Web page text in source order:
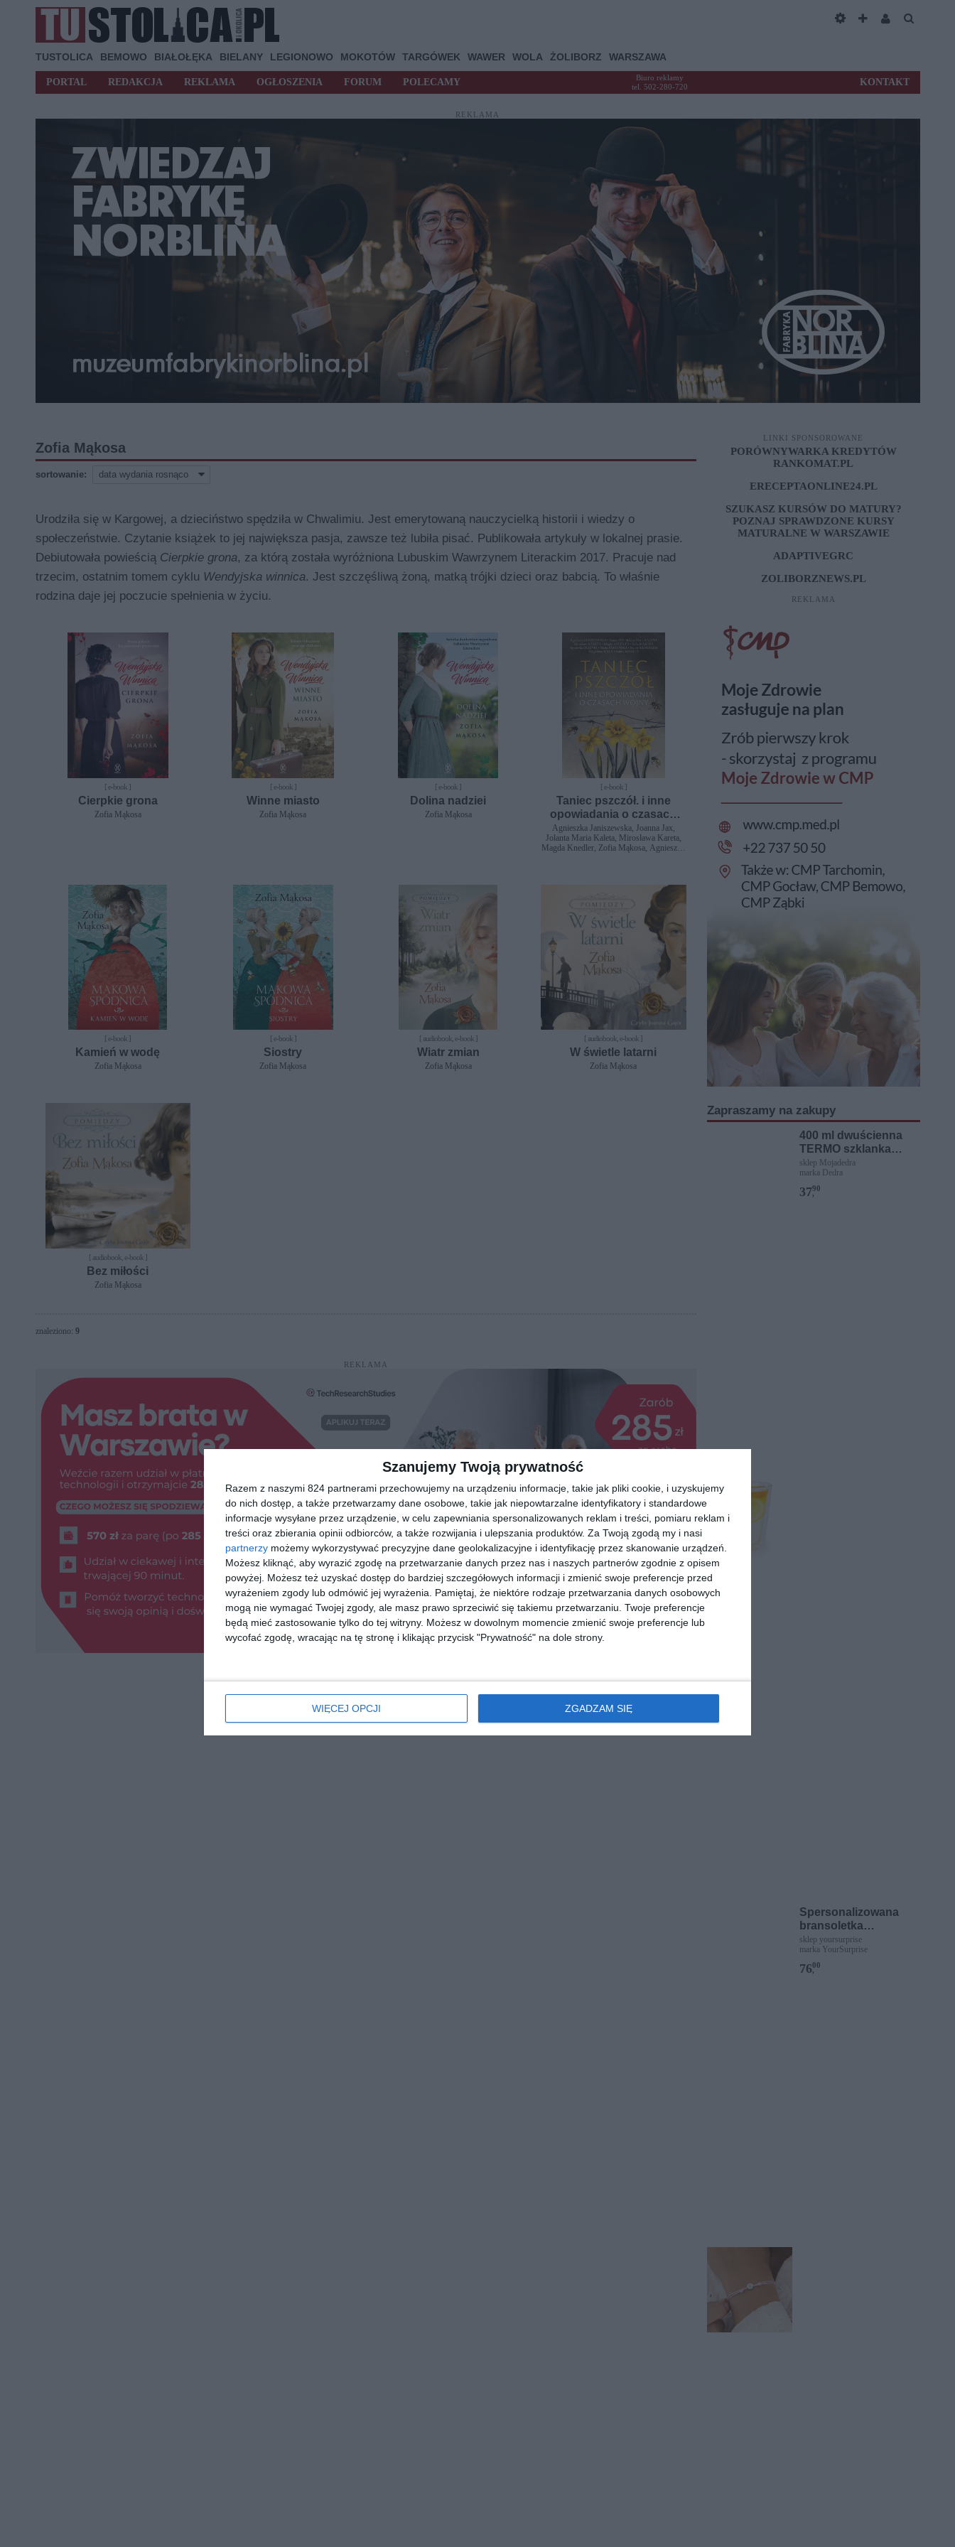
Szanujemy Twoją prywatność
Razem z naszymi 824 partnerami przechowujemy na urządzeniu informacje, takie jak pliki cookie, i uzyskujemy
do nich dostęp, a także przetwarzamy dane osobowe, takie jak niepowtarzalne identyfikatory i standardowe
informacje wysyłane przez urządzenie, w celu zapewniania spersonalizowanych reklam i treści, pomiaru reklam i
treści oraz zbierania opinii odbiorców, a także rozwijania i ulepszania produktów. Za Twoją zgodą my i nasi
partnerzy możemy wykorzystywać precyzyjne dane geolokalizacyjne i identyfikację przez skanowanie urządzeń.
Możesz kliknąć, aby wyrazić zgodę na przetwarzanie danych przez nas i naszych partnerów zgodnie z opisem
powyżej. Możesz też uzyskać dostęp do bardziej szczegółowych informacji i zmienić swoje preferencje przed
wyrażeniem zgody lub odmówić jej wyrażenia.
Pamiętaj, że niektóre rodzaje przetwarzania danych osobowych
mogą nie wymagać Twojej zgody, ale masz prawo sprzeciwić się takiemu przetwarzaniu. Twoje preferencje
będą mieć zastosowanie tylko do tej witryny. Możesz w dowolnym momencie zmienić swoje preferencje lub
wycofać zgodę, wracając na tę stronę i klikając przycisk "Prywatność" na dole strony.
WIĘCEJ OPCJI ZGADZAM SIĘ
TUSTOLICA BEMOWO BIAŁOŁĘKA BIELANY LEGIONOWO MOKOTÓW TARGÓWEK WAWER WOLA ŻOLIBORZ WARSZAWA
PORTAL REDAKCJA REKLAMA OGŁOSZENIA FORUM POLECAMY
Biuro reklamy
tel. 502-280-720
KONTAKT
REKLAMA
Zofia Mąkosa
sortowanie:
Urodziła się w Kargowej, a dzieciństwo spędziła w Chwalimiu. Jest emerytowaną nauczycielką historii i wiedzy o
społeczeństwie. Czytanie książek to jej największa pasja, zawsze też lubiła pisać. Publikowała artykuły w lokalnej prasie.
Debiutowała powieścią Cierpkie grona, za którą została wyróżniona Lubuskim Wawrzynem Literackim 2017. Pracuje nad
trzecim, ostatnim tomem cyklu Wendyjska winnica. Jest szczęśliwą żoną, matką trójki dzieci oraz babcią. To właśnie
rodzina daje jej poczucie spełnienia w życiu.
[ e-book ]
Cierpkie grona
Zofia Mąkosa
[ e-book ]
Winne miasto
Zofia Mąkosa
[ e-book ]
Dolina nadziei
Zofia Mąkosa
[ e-book ]
Taniec pszczół. i inne
opowiadania o czasach
wojny
Agnieszka Janiszewska, Joanna Jax,
Jolanta Maria Kaleta, Mirosława Kareta,
Magda Knedler, Zofia Mąkosa, Agnieszka
[ e-book ]
Kamień w wodę
Zofia Mąkosa
[ e-book ]
Siostry
Zofia Mąkosa
[ audiobook, e-book ]
Wiatr zmian
Zofia Mąkosa
[ audiobook, e-book ]
W świetle latarni
Zofia Mąkosa
[ audiobook, e-book ]
Bez miłości
Zofia Mąkosa
znaleziono: 9
REKLAMA
LINKI SPONSOROWANE
PORÓWNYWARKA KREDYTÓW
RANKOMAT.PL
ERECEPTAONLINE24.PL
SZUKASZ KURSÓW DO MATURY?
POZNAJ SPRAWDZONE KURSY
MATURALNE W WARSZAWIE
ADAPTIVEGRC
ZOLIBORZNEWS.PL
REKLAMA
Zapraszamy na zakupy
400 ml dwuścienna
TERMO szklanka
BOROSIL
sklep Mojadedra
marka Dedra
37,
90
Spersonalizowana
bransoletka
sznurkowa - Różowa -
Srebrne kółko
sklep yoursurprise
marka YourSurprise
76,
00